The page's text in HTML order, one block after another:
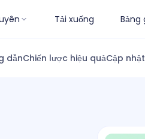
Tải xuống Bảng
dẫnChiến lược hiệu quảCập